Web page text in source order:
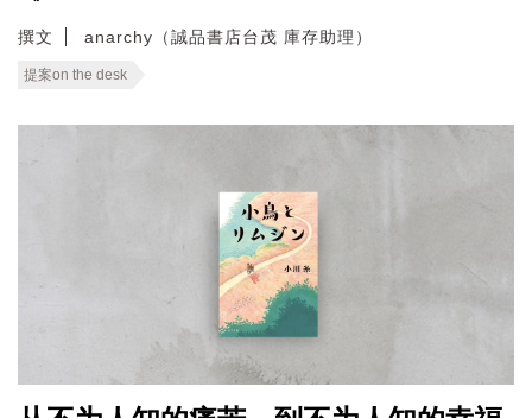
撰文 anarchy（誠品書店台茂 庫存助理）
提案on the desk